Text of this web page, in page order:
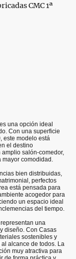
CMC 1ª
una opción ideal
Con una superficie
este modelo está
el destino
salón-comedor,
mayor comodidad.
bien distribuidas,
perfectos
está pensada para
acogedor para
un espacio ideal
del tiempo.
una
diseño. Con Casas
sostenibles y
alcance de todos. La
muy atractiva para